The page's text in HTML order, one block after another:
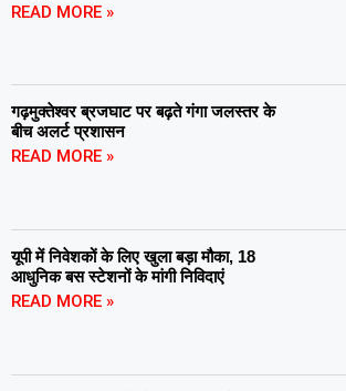
READ MORE »
गढ़मुक्तेश्वर ब्रजघाट पर बढ़ते गंगा जलस्तर के
बीच अलर्ट प्रशासन
READ MORE »
यूपी में निवेशकों के लिए खुला बड़ा मौका, 18
आधुनिक बस स्टेशनों के मांगी निविदाएं
READ MORE »